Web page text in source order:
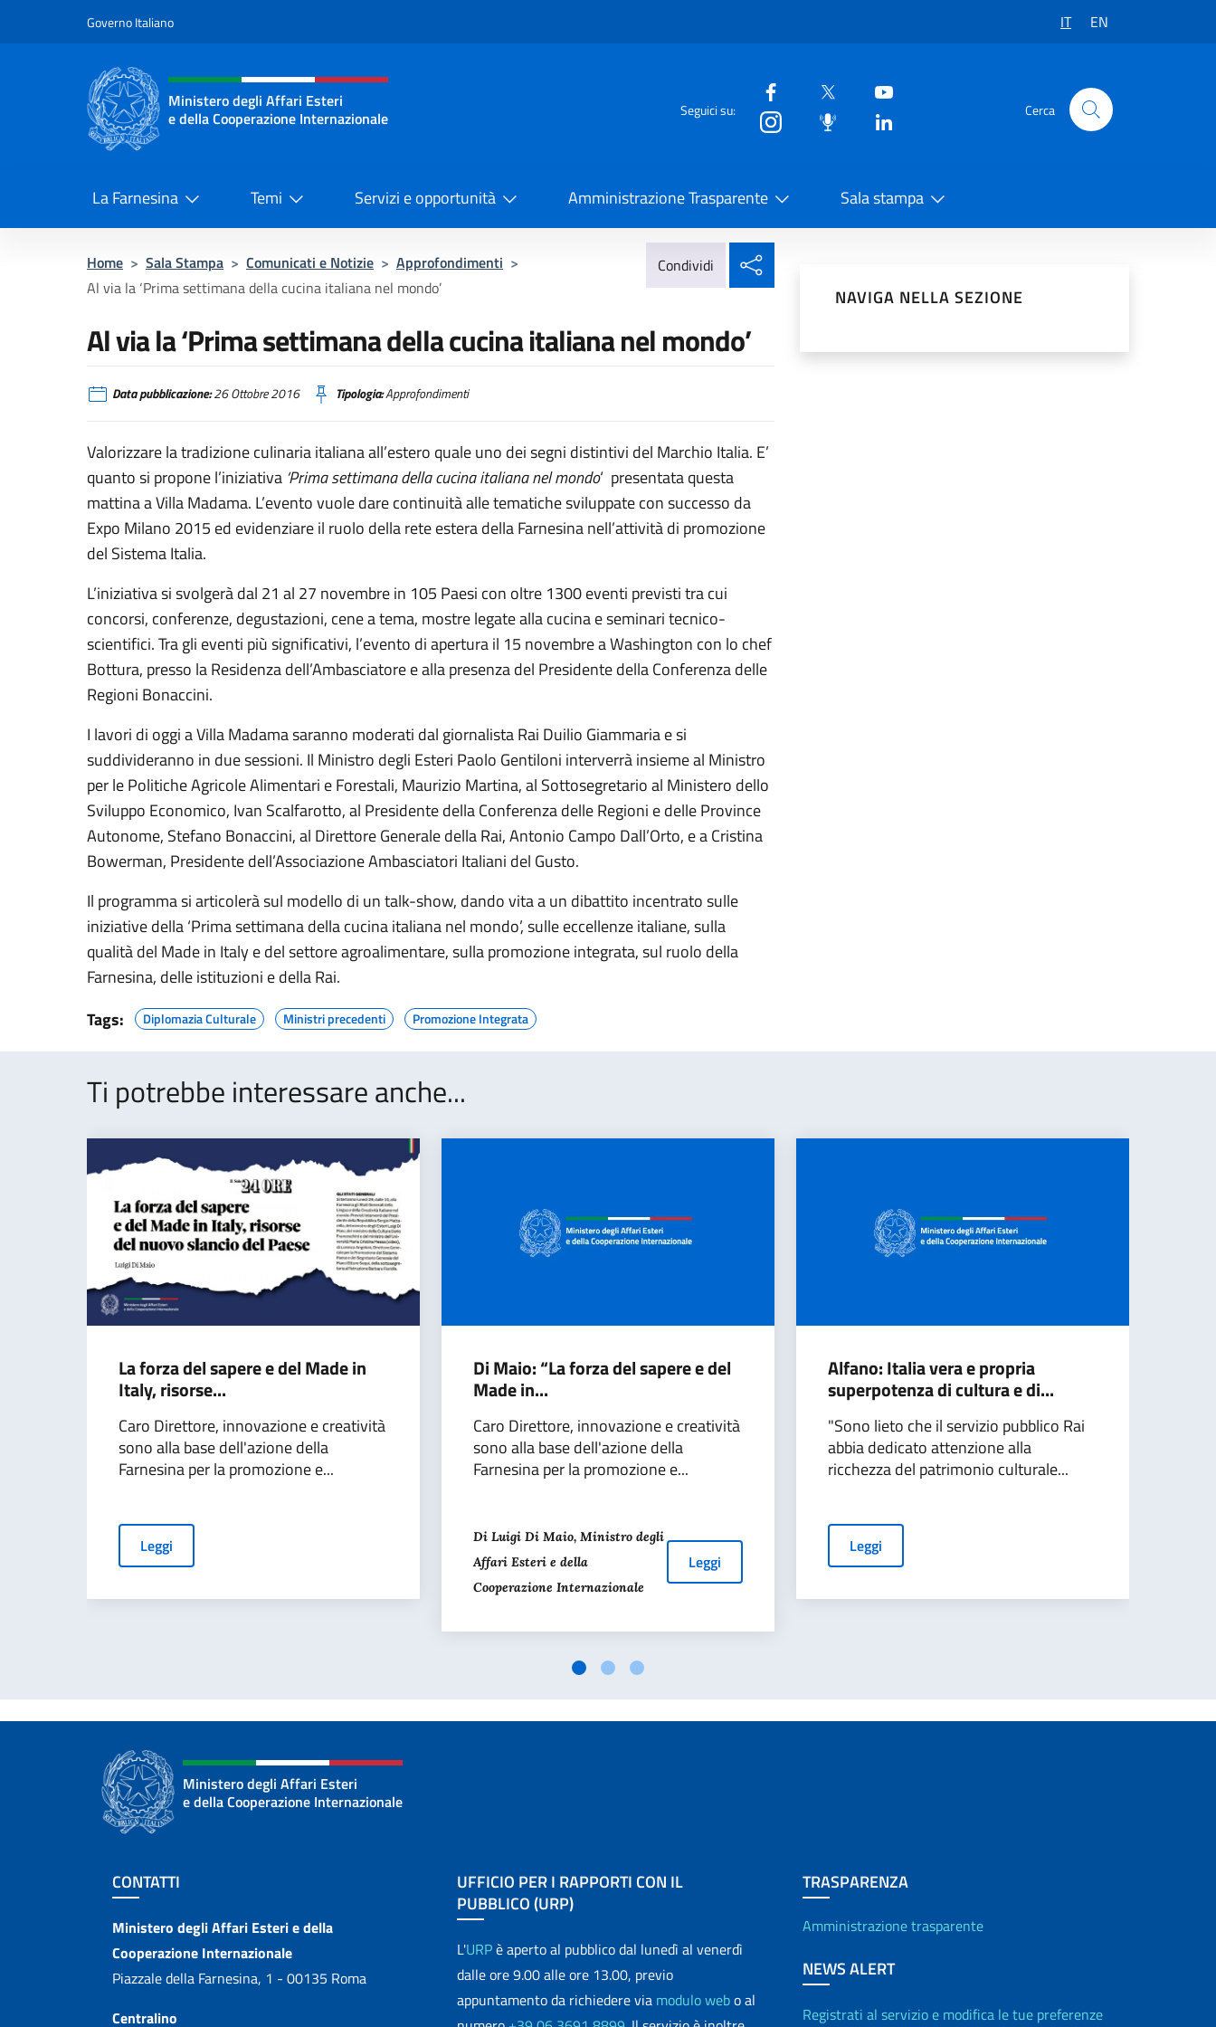
Governo Italiano IT EN
Intestazione sito, social e menù
Ministero degli Affari Esteri
e della Cooperazione Internazionale
Seguici su: Cerca
La Farnesina Temi Servizi e opportunità Amministrazione Trasparente Sala stampa
Home > Sala Stampa > Comunicati e Notizie > Approfondimenti >
Al via la ‘Prima settimana della cucina italiana nel mondo’
Condividi
Al via la ‘Prima settimana della cucina italiana nel mondo’
Data pubblicazione:26 Ottobre 2016 Tipologia:Approfondimenti
Valorizzare la tradizione culinaria italiana all’estero quale uno dei segni distintivi del Marchio Italia. E’
quanto si propone l’iniziativa ‘Prima settimana della cucina italiana nel mondo‘ presentata questa
mattina a Villa Madama. L’evento vuole dare continuità alle tematiche sviluppate con successo da
Expo Milano 2015 ed evidenziare il ruolo della rete estera della Farnesina nell’attività di promozione
del Sistema Italia.
L’iniziativa si svolgerà dal 21 al 27 novembre in 105 Paesi con oltre 1300 eventi previsti tra cui
concorsi, conferenze, degustazioni, cene a tema, mostre legate alla cucina e seminari tecnico-
scientifici. Tra gli eventi più significativi, l’evento di apertura il 15 novembre a Washington con lo chef
Bottura, presso la Residenza dell’Ambasciatore e alla presenza del Presidente della Conferenza delle
Regioni Bonaccini.
I lavori di oggi a Villa Madama saranno moderati dal giornalista Rai Duilio Giammaria e si
suddivideranno in due sessioni. Il Ministro degli Esteri Paolo Gentiloni interverrà insieme al Ministro
per le Politiche Agricole Alimentari e Forestali, Maurizio Martina, al Sottosegretario al Ministero dello
Sviluppo Economico, Ivan Scalfarotto, al Presidente della Conferenza delle Regioni e delle Province
Autonome, Stefano Bonaccini, al Direttore Generale della Rai, Antonio Campo Dall’Orto, e a Cristina
Bowerman, Presidente dell’Associazione Ambasciatori Italiani del Gusto.
Il programma si articolerà sul modello di un talk-show, dando vita a un dibattito incentrato sulle
iniziative della ‘Prima settimana della cucina italiana nel mondo’, sulle eccellenze italiane, sulla
qualità del Made in Italy e del settore agroalimentare, sulla promozione integrata, sul ruolo della
Farnesina, delle istituzioni e della Rai.
Tags:
Diplomazia Culturale Ministri precedenti Promozione Integrata
NAVIGA NELLA SEZIONE
Ti potrebbe interessare anche...
La forza del sapere e del Made in
Italy, risorse...
Caro Direttore, innovazione e creatività
sono alla base dell'azione della
Farnesina per la promozione e...
Leggi
Di Maio: “La forza del sapere e del
Made in...
Caro Direttore, innovazione e creatività
sono alla base dell'azione della
Farnesina per la promozione e...
Di Luigi Di Maio, Ministro degli
Affari Esteri e della
Cooperazione Internazionale
Leggi
Alfano: Italia vera e propria
superpotenza di cultura e di...
"Sono lieto che il servizio pubblico Rai
abbia dedicato attenzione alla
ricchezza del patrimonio culturale...
Leggi
Ministero degli Affari Esteri
e della Cooperazione Internazionale
Sezione footer
CONTATTI
Contatti
Ministero degli Affari Esteri e della
Cooperazione Internazionale
Piazzale della Farnesina, 1 - 00135 Roma
Centralino
UFFICIO PER I RAPPORTI CON IL
PUBBLICO (URP)
L'URPè aperto al pubblico dal lunedì al venerdì
dalle ore 9.00 alle ore 13.00, previo
appuntamento da richiedere via modulo webo al
TRASPARENZA
Amministrazione trasparente
NEWS ALERT
Registrati al servizio e modifica le tue preferenze